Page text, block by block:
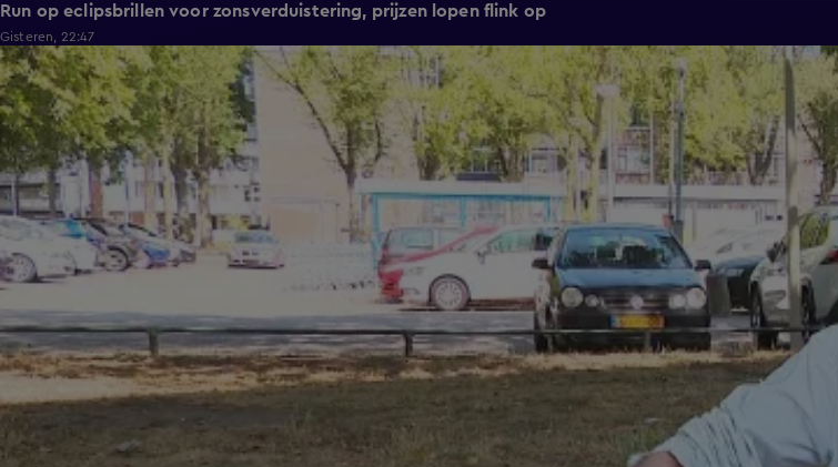
Run op eclipsbrillen voor zonsverduistering, prijzen lopen flink op
Gisteren, 22:47
1:54